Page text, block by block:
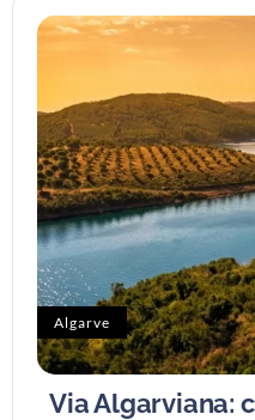
Algarve
Via Algarviana: